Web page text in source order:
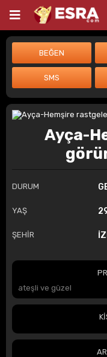
Ayça-
DURUM
YAŞ
ŞEHİR
ateşli ve güzel